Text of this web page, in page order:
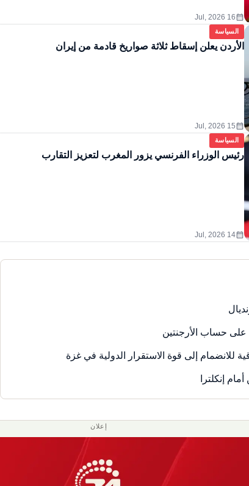
calendar_month
16 Jul, 2026
السياسة
الأردن يعلن إسقاط ثلاثة صواريخ قادمة من إيران
calendar_month
15 Jul, 2026
السياسة
رئيس الوزراء الفرنسي يزور المغرب لتعزيز التقارب
calendar_month
14 Jul, 2026
على حساب الأرجنتين
للانضمام إلى قوة الاستقرار الدولية في غزة
إنكلترا
إعلان